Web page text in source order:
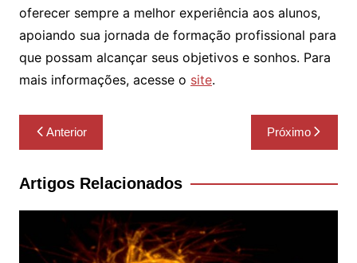
oferecer sempre a melhor experiência aos alunos,
apoiando sua jornada de formação profissional para
que possam alcançar seus objetivos e sonhos. Para
mais informações, acesse o site.
Navegação
de
Post
Anterior Próximo
Artigos Relacionados